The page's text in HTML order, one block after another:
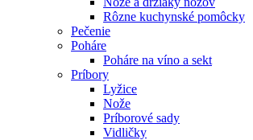
Rôzne kuchynské pomôcky
Pečenie
Poháre
Poháre na víno a sekt
Príbory
Lyžice
Nože
Príborové sady
Vidličky